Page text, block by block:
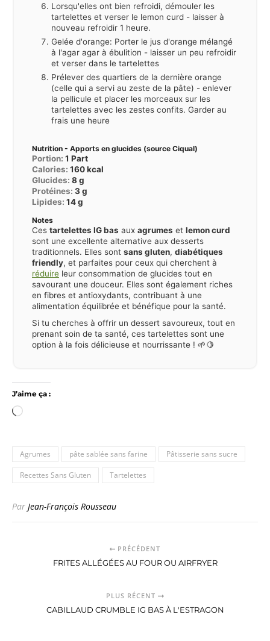
Lorsqu'elles ont bien refroidi, démouler les
tartelettes et verser le lemon curd - laisser à
nouveau refroidir 1 heure.
Gelée d'orange: Porter le jus d'orange mélangé
à l'agar agar à ébulition - laisser un peu refroidir
et verser dans le tartelettes
Prélever des quartiers de la dernière orange
(celle qui a servi au zeste de la pâte) - enlever
la pellicule et placer les morceaux sur les
tartelettes avec les zestes confits. Garder au
frais une heure
Nutrition - Apports en glucides (source Ciqual)
Portion: 1 Part
Calories: 160kcal
Glucides: 8g
Protéines: 3 g
Lipides: 14g
Notes
Ces tartelettes IG bas aux agrumes et lemon curd
sont une excellente alternative aux desserts
traditionnels. Elles sont sans gluten, diabétiques
friendly, et parfaites pour ceux qui cherchent à
réduire leur consommation de glucides tout en
savourant une douceur. Elles sont également riches
en fibres et antioxydants, contribuant à une
alimentation équilibrée et bénéfique pour la santé.
Si tu cherches à offrir un dessert savoureux, tout en
prenant soin de ta santé, ces tartelettes sont une
option à la fois délicieuse et nourrissante ! 🌱🍋
J’aime ça :
Chargement…
Agrumes pâte sablée sans farine Pâtisserie sans sucre
Recettes Sans Gluten Tartelettes
Par Jean-François Rousseau
PRÉCÉDENT
FRITES ALLÉGÉES AU FOUR OU AIRFRYER
PLUS RÉCENT
CABILLAUD CRUMBLE IG BAS À L'ESTRAGON